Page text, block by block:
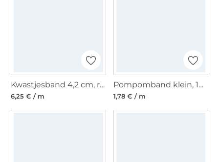
Kwastjesband 4,2 cm, roze
6,25 € / m
Pompomband klein, 10 mm, neonoranje
1,78 € / m